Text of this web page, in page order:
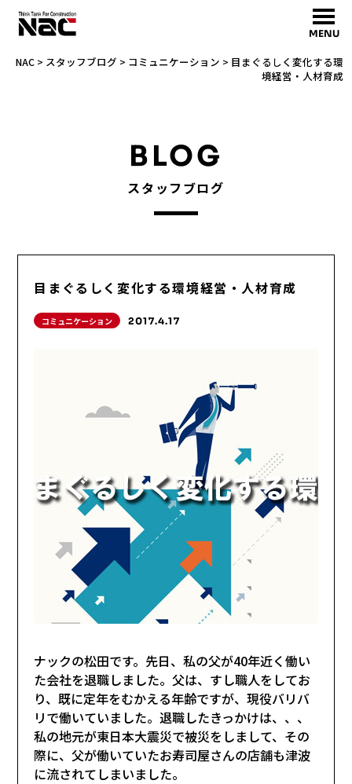
MENU
NAC> スタッフブログ > コミュニケーション > 目まぐるしく変化する環
境経営・人材育成
BLOG
スタッフブログ
目まぐるしく変化する環境経営・人材育成
コミュニケーション 2017.4.17
ナックの松田です。先日、私の父が40年近く働い
た会社を退職しました。父は、すし職人をしてお
り、既に定年をむかえる年齢ですが、現役バリバ
リで働いていました。退職したきっかけは、、、
私の地元が東日本大震災で被災をしまして、その
際に、父が働いていたお寿司屋さんの店舗も津波
に流されてしまいました。